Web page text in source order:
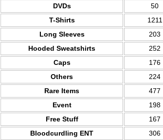
DVDs
50
T-Shirts
1211
Long Sleeves
203
Hooded Sweatshirts
252
Caps
176
Others
224
Rare Items
477
Event
198
Free Stuff
167
Bloodcurdling ENT
306